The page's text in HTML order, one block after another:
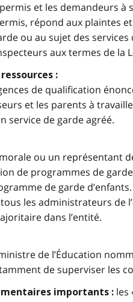
et les demandeurs
répond aux plaintes
ou au sujet des
aux termes de la
:
de qualification
et les parents à
service de garde agréé.
ou un représentant
de programmes de
de garde
les administrateurs de
dans l’entité.
de l’Éducation
de superviser les
importants : les